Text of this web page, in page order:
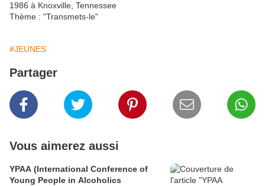
1986 à Knoxville, Tennessee
Thème : "Transmets-le"
#JEUNES
Partager
Vous aimerez aussi
YPAA (International Conference of
Young People in Alcoholics